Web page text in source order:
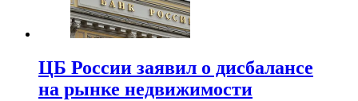
ЦБ России заявил о дисбалансе
на рынке недвижимости